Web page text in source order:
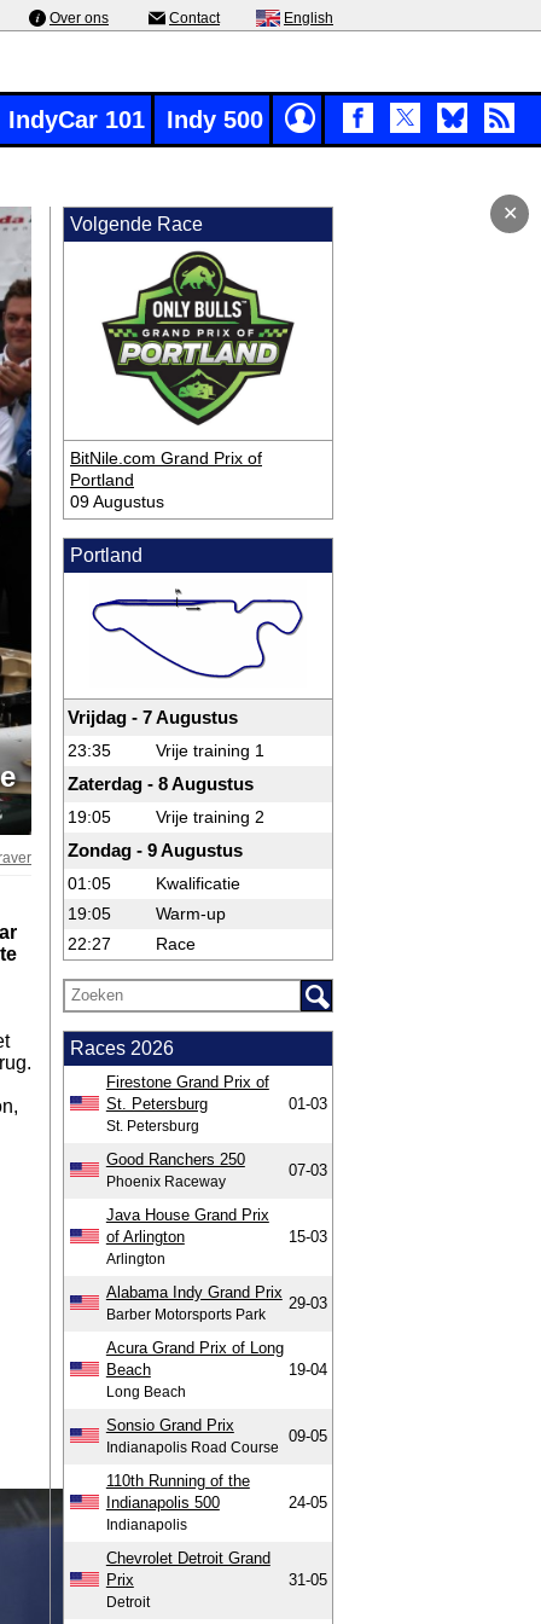
Over ons Contact English
IndyCar 101 Indy 500
✕
Volgende Race
BitNile.com Grand Prix of
Portland
09 Augustus
Portland
Vrijdag - 7 Augustus
23:35 Vrije training 1
Zaterdag - 8 Augustus
19:05 Vrije training 2
Zondag - 9 Augustus
01:05
Kwalificatie
19:05
Warm-up
22:27
Race
Races 2026
Firestone Grand Prix of
St. Petersburg
St. Petersburg
01-03
Good Ranchers 250
Phoenix Raceway
07-03
Java House Grand Prix
of Arlington
Arlington
15-03
Alabama Indy Grand Prix
Barber Motorsports Park
29-03
Acura Grand Prix of Long
Beach
Long Beach
19-04
Sonsio Grand Prix
Indianapolis Road Course
09-05
110th Running of the
Indianapolis 500
Indianapolis
24-05
Chevrolet Detroit Grand
Prix
Detroit
31-05